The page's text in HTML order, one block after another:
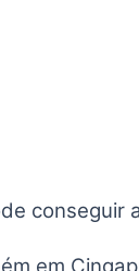
conseguir